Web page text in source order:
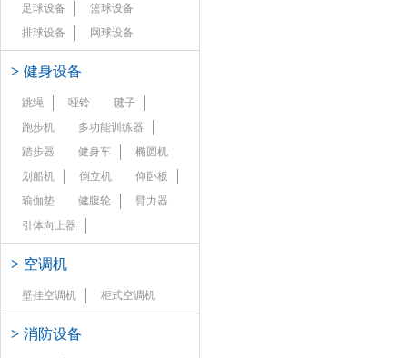
足球设备
篮球设备
排球设备
网球设备
> 健身设备
跳绳 哑铃
毽子
跑步机
多功能训练器
踏步器
健身车
椭圆机
划船机
倒立机
仰卧板
瑜伽垫
健腹轮
臂力器
引体向上器
> 空调机
壁挂空调机 柜式空调机
> 消防设备